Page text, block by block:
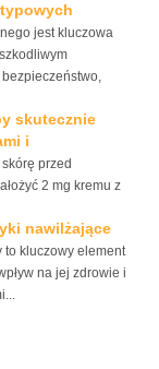
jest kluczowa
skutecznie
i
przed
2 mg kremu z
nawilżające
to kluczowy element
na jej zdrowie i